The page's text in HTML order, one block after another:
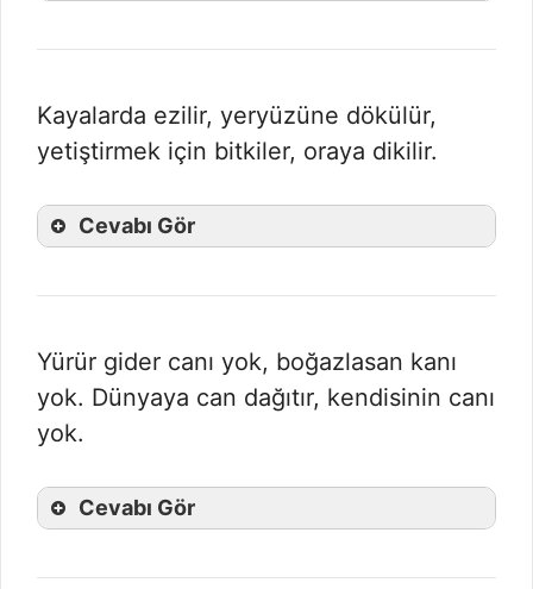
Kayalarda ezilir, yeryüzüne dökülür,
yetiştirmek için bitkiler, oraya dikilir.
Cevabı Gör
Yürür gider canı yok, boğazlasan kanı
yok. Dünyaya can dağıtır, kendisinin canı
yok.
Cevabı Gör